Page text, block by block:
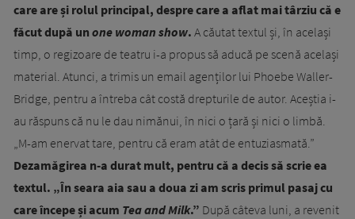
care are și rolul principal, despre care a aflat mai târziu că e
făcut după un one woman show. A căutat textul și, în același
timp, o regizoare de teatru i-a propus să aducă pe scenă același
material. Atunci, a trimis un email agenților lui Phoebe Waller-
Bridge, pentru a întreba cât costă drepturile de autor. Aceștia i-
au răspuns că nu le dau nimănui, în nici o țară și nici o limbă.
„M-am enervat tare, pentru că eram atât de entuziasmată.”
Dezamăgirea n-a durat mult, pentru că a decis să scrie ea
textul. „În seara aia sau a doua zi am scris primul pasaj cu
care începe și acum Tea and Milk.” După câteva luni, a revenit